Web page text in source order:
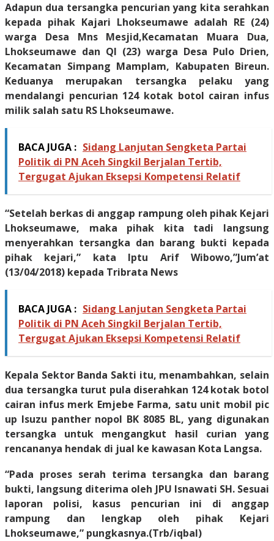
Adapun dua tersangka pencurian yang kita serahkan
kepada pihak Kajari Lhokseumawe adalah RE (24)
warga Desa Mns Mesjid,Kecamatan Muara Dua,
Lhokseumawe dan QI (23) warga Desa Pulo Drien,
Kecamatan Simpang Mamplam, Kabupaten Bireun.
Keduanya merupakan tersangka pelaku yang
mendalangi pencurian 124 kotak botol cairan infus
milik salah satu RS Lhokseumawe.
BACA JUGA : Sidang Lanjutan Sengketa Partai
Politik di PN Aceh Singkil Berjalan Tertib,
Tergugat Ajukan Eksepsi Kompetensi Relatif
“Setelah berkas di anggap rampung oleh pihak Kejari
Lhokseumawe, maka pihak kita tadi langsung
menyerahkan tersangka dan barang bukti kepada
pihak kejari,” kata Iptu Arif Wibowo,”Jum’at
(13/04/2018) kepada Tribrata News
BACA JUGA : Sidang Lanjutan Sengketa Partai
Politik di PN Aceh Singkil Berjalan Tertib,
Tergugat Ajukan Eksepsi Kompetensi Relatif
Kepala Sektor Banda Sakti itu, menambahkan, selain
dua tersangka turut pula diserahkan 124 kotak botol
cairan infus merk Emjebe Farma, satu unit mobil pic
up Isuzu panther nopol BK 8085 BL, yang digunakan
tersangka untuk mengangkut hasil curian yang
rencananya hendak di jual ke kawasan Kota Langsa.
“Pada proses serah terima tersangka dan barang
bukti, langsung diterima oleh JPU Isnawati SH. Sesuai
laporan polisi, kasus pencurian ini di anggap
rampung dan lengkap oleh pihak Kejari
Lhokseumawe,” pungkasnya.(Trb/iqbal)